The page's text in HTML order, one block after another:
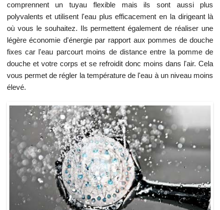
comprennent un tuyau flexible mais ils sont aussi plus
polyvalents et utilisent l'eau plus efficacement en la dirigeant là
où vous le souhaitez. Ils permettent également de réaliser une
légère économie d'énergie par rapport aux pommes de douche
fixes car l'eau parcourt moins de distance entre la pomme de
douche et votre corps et se refroidit donc moins dans l'air. Cela
vous permet de régler la température de l'eau à un niveau moins
élevé.